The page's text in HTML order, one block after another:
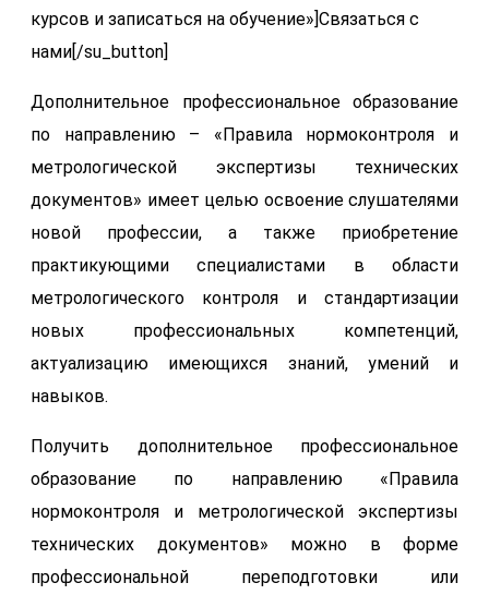
курсов и записаться на обучение»]Связаться с
нами[/su_button]
Дополнительное профессиональное образование
по направлению – «Правила нормоконтроля и
метрологической экспертизы технических
документов» имеет целью освоение слушателями
новой профессии, а также приобретение
практикующими специалистами в области
метрологического контроля и стандартизации
новых профессиональных компетенций,
актуализацию имеющихся знаний, умений и
навыков.
Получить дополнительное профессиональное
образование по направлению «Правила
нормоконтроля и метрологической экспертизы
технических документов» можно в форме
профессиональной переподготовки или